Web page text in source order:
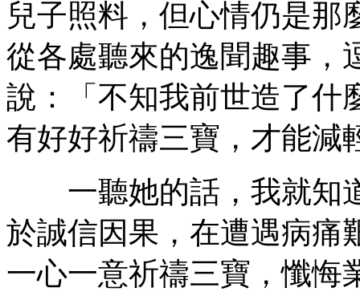
兒子照料，但心情仍是那
從各處聽來的逸聞趣事，
說：「不知我前世造了什
有好好祈禱三寶，才能減
一聽她的話，我就知
於誠信因果，在遭遇病痛
一心一意祈禱三寶，懺悔